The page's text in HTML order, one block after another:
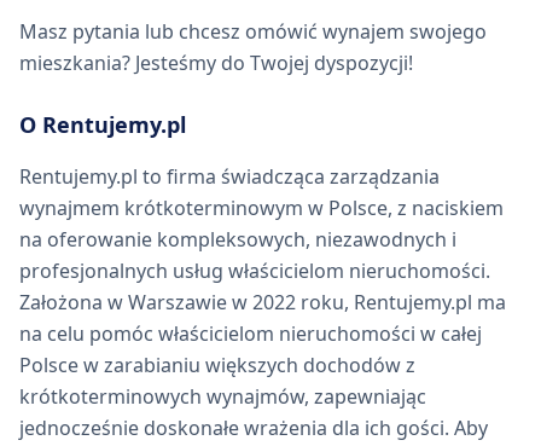
Masz pytania lub chcesz omówić wynajem swojego
mieszkania? Jesteśmy do Twojej dyspozycji!
O Rentujemy.pl
Rentujemy.pl to firma świadcząca zarządzania
wynajmem krótkoterminowym w Polsce, z naciskiem
na oferowanie kompleksowych, niezawodnych i
profesjonalnych usług właścicielom nieruchomości.
Założona w Warszawie w 2022 roku, Rentujemy.pl ma
na celu pomóc właścicielom nieruchomości w całej
Polsce w zarabianiu większych dochodów z
krótkoterminowych wynajmów, zapewniając
jednocześnie doskonałe wrażenia dla ich gości. Aby